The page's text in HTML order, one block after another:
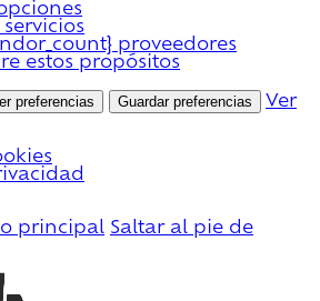
proveedores
estos propósitos
preferencias Guardar preferencias
Ver
principal Saltar al pie de